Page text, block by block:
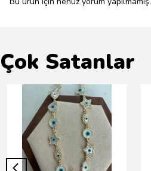
Çok Satanlar